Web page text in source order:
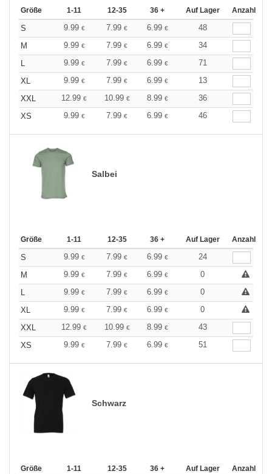
Größe 1-11 12-35 36 + Auf Lager Anzahl
S 9.99 € 7.99 € 6.99 €
48
M
9.99 € 7.99 € 6.99 €
34
L
9.99 € 7.99 € 6.99 €
71
XL
9.99 € 7.99 € 6.99 €
13
XXL
12.99 € 10.99 € 8.99 €
36
XS
9.99 € 7.99 € 6.99 € 46
Salbei
Größe 1-11 12-35 36 + Auf Lager Anzahl
S 9.99 € 7.99 € 6.99 €
24
M
9.99 € 7.99 € 6.99 €
0
L
9.99 € 7.99 € 6.99 €
0
XL
9.99 € 7.99 € 6.99 €
0
XXL
12.99 € 10.99 € 8.99 €
43
XS
9.99 € 7.99 € 6.99 € 51
Schwarz
Größe 1-11 12-35 36 + Auf Lager Anzahl